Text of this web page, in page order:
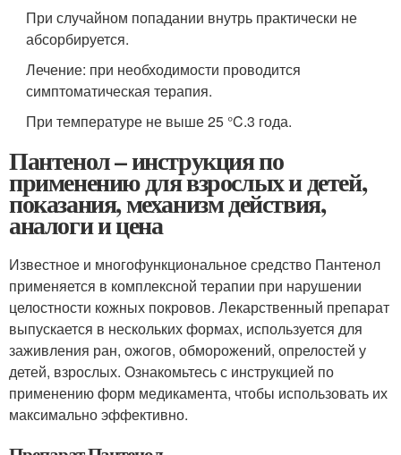
При случайном попадании внутрь практически не
абсорбируется.
Лечение: при необходимости проводится
симптоматическая терапия.
При температуре не выше 25 °C.3 года.
Пантенол – инструкция по
применению для взрослых и детей,
показания, механизм действия,
аналоги и цена
Известное и многофункциональное средство Пантенол
применяется в комплексной терапии при нарушении
целостности кожных покровов. Лекарственный препарат
выпускается в нескольких формах, используется для
заживления ран, ожогов, обморожений, опрелостей у
детей, взрослых. Ознакомьтесь с инструкцией по
применению форм медикамента, чтобы использовать их
максимально эффективно.